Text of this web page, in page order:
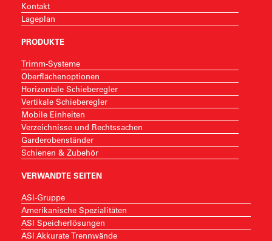
Kontakt
Lageplan
PRODUKTE
Trimm-Systeme
Oberflächenoptionen
Horizontale Schieberegler
Vertikale Schieberegler
Mobile Einheiten
Verzeichnisse und Rechtssachen
Garderobenständer
Schienen & Zubehör
VERWANDTE SEITEN
ASI-Gruppe
Amerikanische Spezialitäten
ASI Speicherlösungen
ASI Akkurate Trennwände